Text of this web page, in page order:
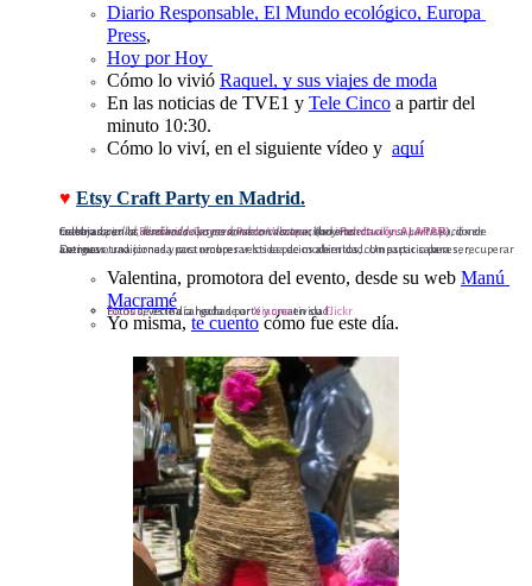
Diario Responsable, El Mundo ecológico, Europa
Press,
Hoy por Hoy
Cómo lo vivió Raquel, y sus viajes de moda
En las noticias de TVE1 y Tele Cinco a partir del
minuto 10:30.
Cómo lo viví, en el siguiente vídeo y aquí
♥ Etsy Craft Party en Madrid.
Celebrada en laFundación Carmen Pardo Valcarce, (hoyFundación ALAPAR
), donde trabajan
por los derechos de las personas con discapacidad intelectual y su participación en nuestra sociedad, diseñando apoyos donde encuentran barreras.
De nuevo una jornada para recuperar los espacios abiertos, compartir saberes, recuperar antiguas tradiciones y costumbres vestidas de modernidad. Un espacio para ser, «sernos».
Valentina, promotora del evento, desde su web Manú
Macramé
Bichus, vecina cargada de arte y creatividad.
Fotos de este día hechas porXiannaen suFlickr
Yo misma, te cuento cómo fue este día.